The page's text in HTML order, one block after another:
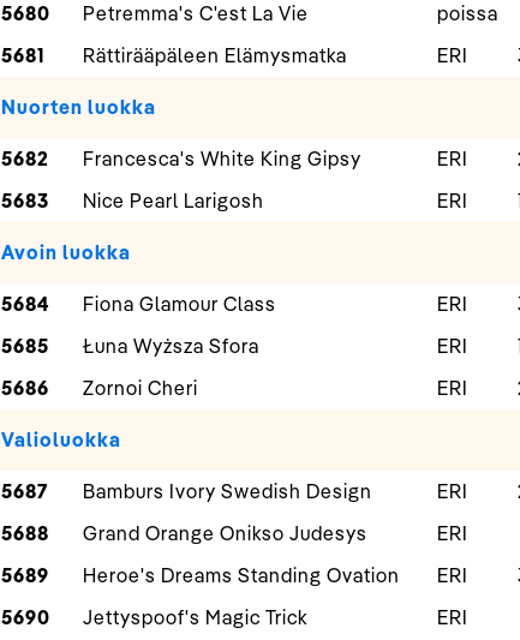
5680
Petremma's C'est La Vie
poissa
5681
Rättirääpäleen Elämysmatka ERI
Nuorten luokka
5682 Francesca's White King Gipsy ERI
5683
Nice Pearl Larigosh ERI
Avoin luokka
5684 Fiona Glamour Class ERI
5685
Łuna Wyższa Sfora ERI
5686
Zornoi Cheri ERI
Valioluokka
5687 Bamburs Ivory Swedish Design ERI
5688
Grand Orange Onikso Judesys
ERI
5689
Heroe's Dreams Standing Ovation ERI
5690
Jettyspoof's Magic Trick
ERI